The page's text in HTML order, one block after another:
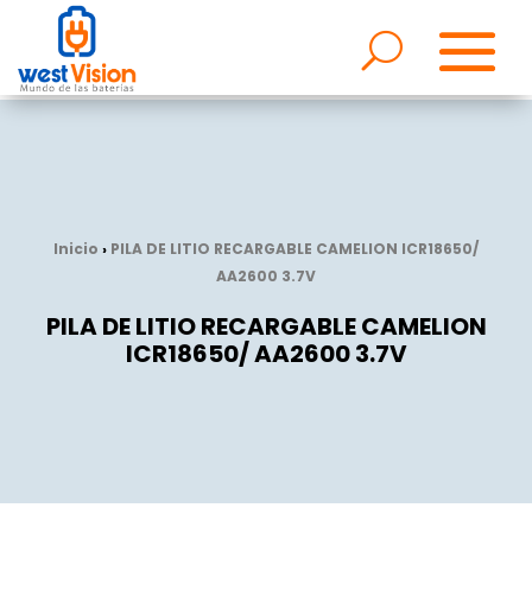
Inicio › PILA DE LITIO RECARGABLE CAMELION ICR18650/
AA2600 3.7V
PILA DE LITIO RECARGABLE CAMELION
ICR18650/ AA2600 3.7V